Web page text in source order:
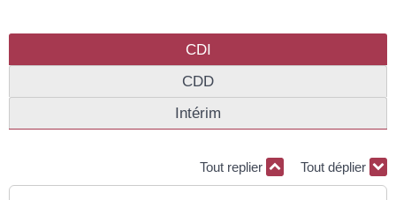
CDI
CDD
Intérim
Tout replier Tout déplier